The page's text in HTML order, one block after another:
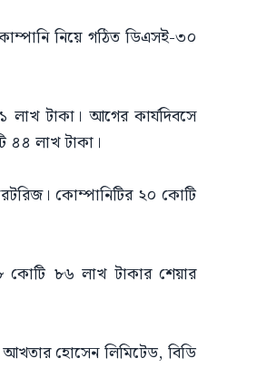
নিয়ে গঠিত ডিএসই-৩০
টাকা। আগের কার্যদিবসে
৪৪ লাখ টাকা।
কোম্পানিটির ২০ কোটি
কোটি ৮৬ লাখ টাকার শেয়ার
আখতার হোসেন লিমিটেড, বিডি